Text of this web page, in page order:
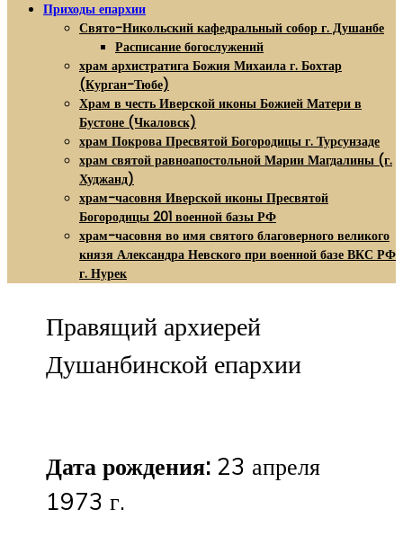
Приходы епархии
Свято-Никольский кафедральный собор г. Душанбе
Расписание богослужений
храм архистратига Божия Михаила г. Бохтар
(Курган-Тюбе)
Храм в честь Иверской иконы Божией Матери в
Бустоне (Чкаловск)
храм Покрова Пресвятой Богородицы г. Турсунзаде
храм святой равноапостольной Марии Магдалины (г.
Худжанд)
храм-часовня Иверской иконы Пресвятой
Богородицы 201 военной базы РФ
храм-часовня во имя святого благоверного великого
князя Александра Невского при военной базе ВКС РФ
г. Нурек
Правящий архиерей
Душанбинской епархии
Дата рождения: 23 апреля
1973 г.